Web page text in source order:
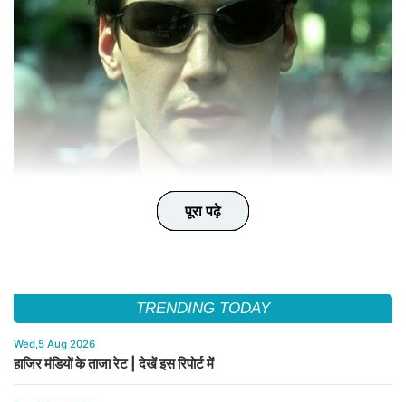
पूरा पढ़े
पूरा पढ़े
पूरा पढ़े
पूरा पढ़े
पूरा पढ़े
TRENDING TODAY
Wed,5 Aug 2026
हाजिर मंडियों के ताजा रेट | देखें इस रिपोर्ट में